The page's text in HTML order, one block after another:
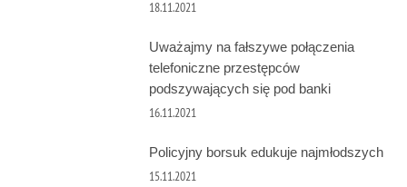
18.11.2021
Uważajmy na fałszywe połączenia
telefoniczne przestępców
podszywających się pod banki
16.11.2021
Policyjny borsuk edukuje najmłodszych
15.11.2021